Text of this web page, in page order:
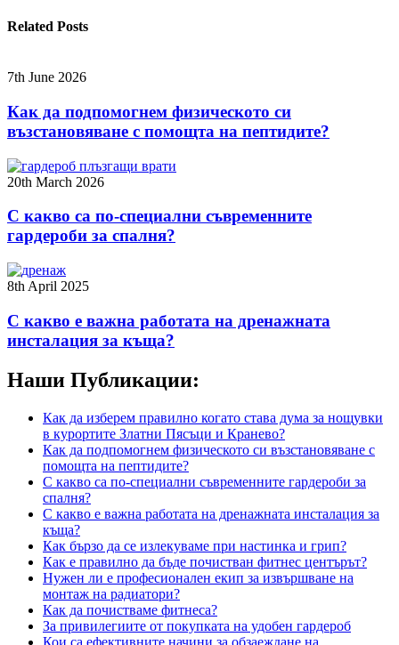
Related Posts
7th June 2026
Как да подпомогнем физическото си
възстановяване с помощта на пептидите?
20th March 2026
С какво са по-специални съвременните
гардероби за спалня?
8th April 2025
С какво е важна работата на дренажната
инсталация за къща?
Наши Публикации:
Как да изберем правилно когато става дума за нощувки
в курортите Златни Пясъци и Кранево?
Как да подпомогнем физическото си възстановяване с
помощта на пептидите?
С какво са по-специални съвременните гардероби за
спалня?
С какво е важна работата на дренажната инсталация за
къща?
Как бързо да се излекуваме при настинка и грип?
Как е правилно да бъде почистван фитнес центърът?
Нужен ли е професионален екип за извършване на
монтаж на радиатори?
Как да почистваме фитнеса?
За привилегиите от покупката на удобен гардероб
Кои са ефективните начини за обзаеждане на